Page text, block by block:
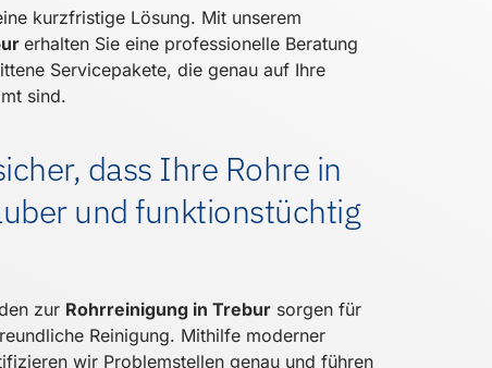
kurzfristige Lösung. Mit unserem
erhalten Sie eine professionelle Beratung
Servicepakete, die genau auf Ihre
sind.
dass Ihre Rohre in
und funktionstüchtig
zur Rohrreinigung in Trebur sorgen für
Reinigung. Mithilfe moderner
wir Problemstellen genau und führen